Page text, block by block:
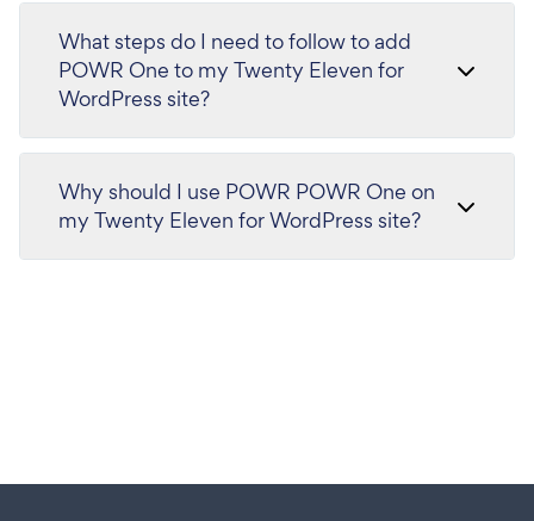
What steps do I need to follow to add
POWR One to my Twenty Eleven for
WordPress site?
Why should I use POWR POWR One on
my Twenty Eleven for WordPress site?